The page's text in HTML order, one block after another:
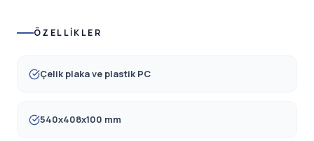
ÖZELLIKLER
Çelik plaka ve plastik PC
540x408x100 mm